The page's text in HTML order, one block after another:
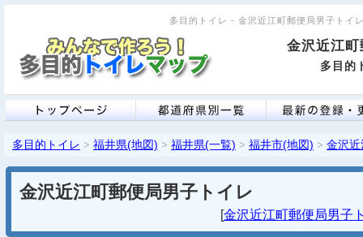
多目的トイレ - 金沢近江町郵便局男子ト
金沢近江
多目的
多目的トイレ > 福井県(地図) > 福井県(一覧) > 福井市(地図) > 金沢
金沢近江町郵便局男子トイレ
[金沢近江町郵便局男子